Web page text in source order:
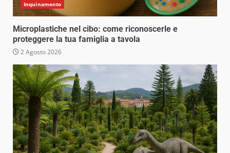
Inquinamento
Microplastiche nel cibo: come riconoscerle e
proteggere la tua famiglia a tavola
2 Agosto 2026